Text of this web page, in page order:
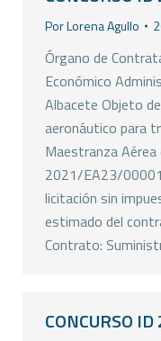
PorLorena Agullo
Órgano de
Económico
Albacete Objeto
aeronáutico para
Maestranza Aérea
2021/EA23/
licitación sin
estimado del
Contrato:
CONCURSO